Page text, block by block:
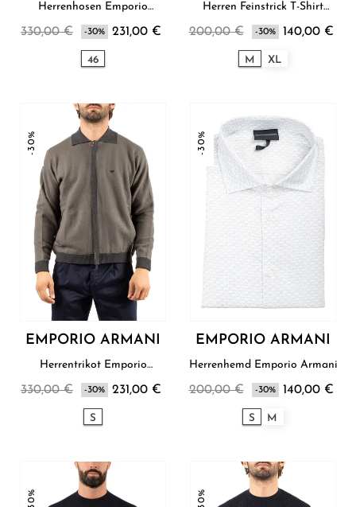
Herrenhosen Emporio
330,00 € -30% 231,00 €
46
Herren Feinstrick T-Shirt
200,00 € -30% 140,00 €
M XL
-30%
EMPORIO ARMANI
Herrentrikot Emporio
330,00 € -30% 231,00 €
S
-30%
EMPORIO ARMANI
Herrenhemd Emporio Armani
200,00 € -30% 140,00 €
S M
-30% -30%